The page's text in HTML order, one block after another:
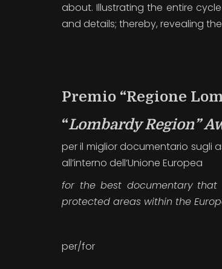
about. Illustrating the entire
and details; thereby, revealing
Premio “Regione
“Lombardy Region”
per il miglior documentario sugli
all’interno dell’Unione Europea
for the best documentary that
protected areas within the
per/for